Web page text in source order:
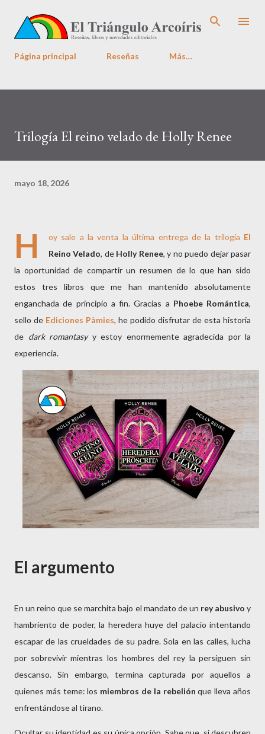
Página principal Reseñas Más…
Trilogía El reino velado de Holly Renee
mayo 18, 2026
H oy sale a la venta la última entrega de la trilogía El
Reino Velado, de Holly Renee, y no puedo dejar pasar
la oportunidad de compartir un resumen de lo que han sido
estos tres libros que me han mantenido absolutamente
enganchada de principio a fin. Gracias a Phoebe Romántica,
sello de Ediciones Pàmies, he podido disfrutar de esta historia
de dark romantasyy estoy enormemente agradecida por la
experiencia.
El argumento
En un reino que se marchita bajo el mandato de un rey abusivo y
hambriento de poder, la heredera huye del palacio intentando
escapar de las crueldades de su padre. Sola en las calles, lucha
por sobrevivir mientras los hombres del rey la persiguen sin
descanso. Sin embargo, termina capturada por aquellos a
quienes más teme: los miembros de la rebelión que lleva años
enfrentándose al tirano.